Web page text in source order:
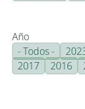
Año
- Todos -
2017
2016